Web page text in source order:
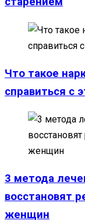
Что такое
справиться с
3 метода
восстановят
женщин